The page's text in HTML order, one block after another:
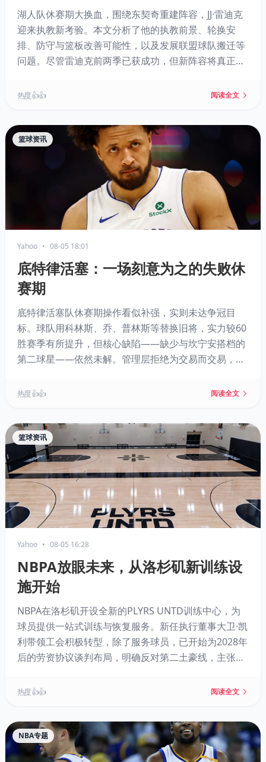
湖人队休赛期大换血，围绕东契奇重建阵容，JJ·雷迪克
迎来执教新考验。本文分析了他的执教前景、轮换安
排、防守与篮板改善可能性，以及发展联盟球队搬迁等
问题。尽管雷迪克前两季已获成功，但新阵容将真正检
热度 👍👍 阅读全文
篮球资讯
Yahoo • 08-05 18:01
底特律活塞：一场刻意为之的失败休
赛期
底特律活塞队休赛期操作看似补强，实则未达争冠目
标。球队用科林斯、乔、普林斯等替换旧将，实力较60
胜赛季有所提升，但核心缺陷——缺少与坎宁安搭档的
第二球星——依然未解。管理层拒绝为交易而交易，选
豪强环伺，活塞的保守策略可能令其止步分区决赛，但
热度 👍👍 阅读全文
篮球资讯
Yahoo • 08-05 16:28
NBPA放眼未来，从洛杉矶新训练设
施开始
NBPA在洛杉矶开设全新的PLYRS UNTD训练中心，为
球员提供一站式训练与恢复服务。新任执行董事大卫·凯
利带领工会积极转型，除了服务球员，已开始为2028年
后的劳资协议谈判布局，明确反对第二土豪线，主张更
休赛期聚集的新地标。
热度 👍👍 阅读全文
NBA专题